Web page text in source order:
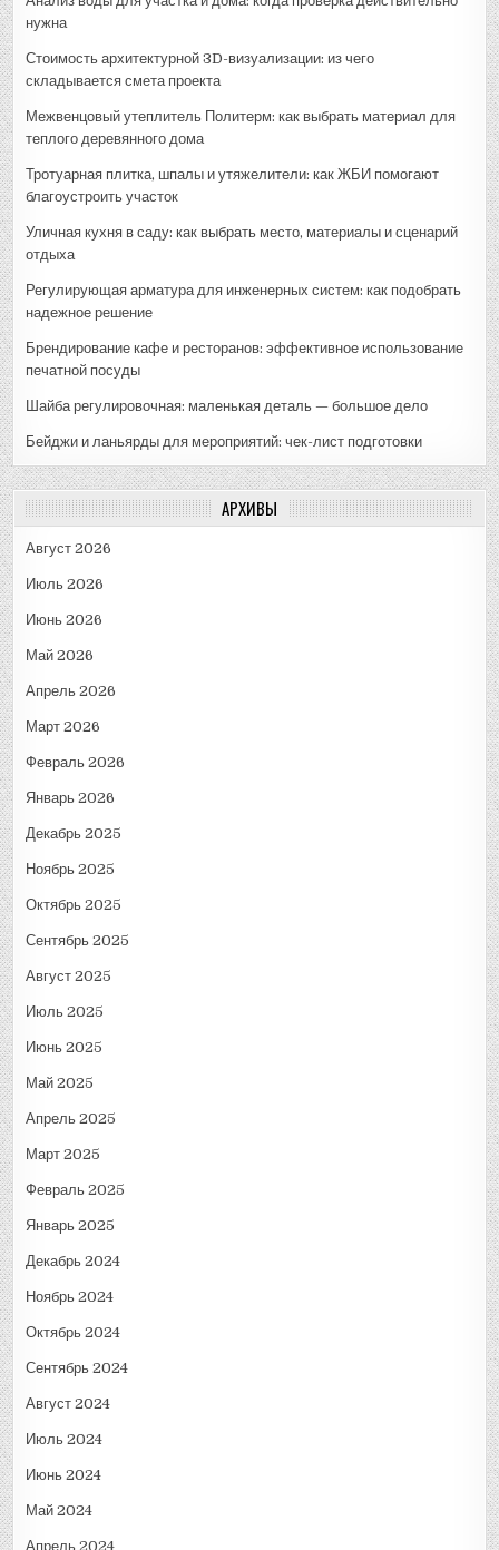
нужна
Стоимость архитектурной 3D-визуализации: из чего
складывается смета проекта
Межвенцовый утеплитель Политерм: как выбрать материал для
теплого деревянного дома
Тротуарная плитка, шпалы и утяжелители: как ЖБИ помогают
благоустроить участок
Уличная кухня в саду: как выбрать место, материалы и сценарий
отдыха
Регулирующая арматура для инженерных систем: как подобрать
надежное решение
Брендирование кафе и ресторанов: эффективное использование
печатной посуды
Шайба регулировочная: маленькая деталь — большое дело
Бейджи и ланьярды для мероприятий: чек-лист подготовки
АРХИВЫ
Август 2026
Июль 2026
Июнь 2026
Май 2026
Апрель 2026
Март 2026
Февраль 2026
Январь 2026
Декабрь 2025
Ноябрь 2025
Октябрь 2025
Сентябрь 2025
Август 2025
Июль 2025
Июнь 2025
Май 2025
Апрель 2025
Март 2025
Февраль 2025
Январь 2025
Декабрь 2024
Ноябрь 2024
Октябрь 2024
Сентябрь 2024
Август 2024
Июль 2024
Июнь 2024
Май 2024
Апрель 2024